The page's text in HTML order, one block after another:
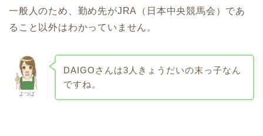
一般人のため、勤め先がJRA（日本中央競馬会）であ
ること以外はわかっていません。
よつば
DAIGOさんは3人きょうだいの末っ子なん
ですね。